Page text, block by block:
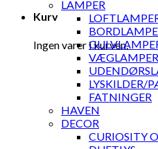
Kurv
Ingen varer i kurven.
LAMPER
VÆGLAMPER
LYSKILDER/
FATNINGER
HAVEN
DECOR
CURIOSITY